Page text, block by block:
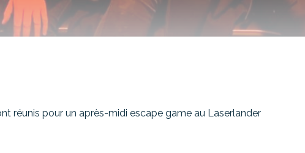
réunis pour un après-midi escape game au Laserlander